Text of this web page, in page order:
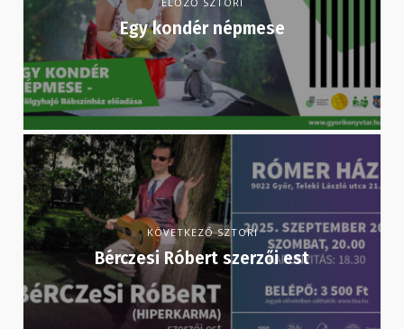
Egy kondér népmese
KÖVETKEZŐ SZTORI
Bérczesi Róbert szerzői est